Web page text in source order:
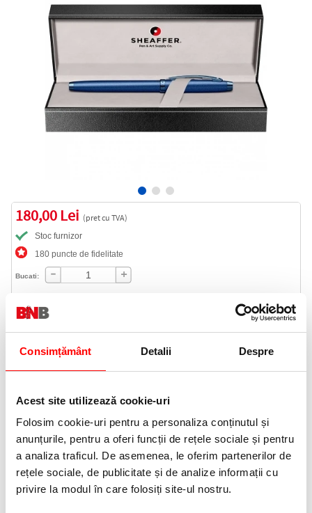
Consimțământ Detalii Despre
Acest site utilizează cookie-uri
Folosim cookie-uri pentru a personaliza conținutul și
anunțurile, pentru a oferi funcții de rețele sociale și pentru
a analiza traficul. De asemenea, le oferim partenerilor de
rețele sociale, de publicitate și de analize informații cu
privire la modul în care folosiți site-ul nostru.
180,00 Lei (pret cu TVA)
Stoc furnizor
180 puncte de fidelitate
Bucati:
Informatii livrare
Telefon:
Sheaffer 100 este creat special ca sa ne regasim in el oriunde si
oricand. Este o gama cu o personalitate puternica ce are in
spatele sau amprenta distincta a stilului "casei" americane
producatoare de instrumente de scris de lux..